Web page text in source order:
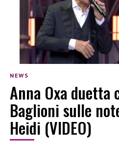
NEWS
Anna Oxa duetta
Baglioni sulle
Heidi (VIDEO)